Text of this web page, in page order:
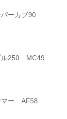
パーカブ90
ル250 MC49
マー AF58